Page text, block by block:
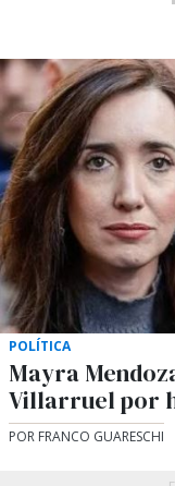
POLÍTICA
Mayra
Villarruel por
POR FRANCO GUARESCHI